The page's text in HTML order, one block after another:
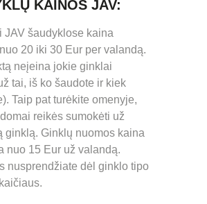
KAINOS JAV:
JAV šaudyklose kaina
20 iki 30 Eur per valandą.
neįeina jokie ginklai
tai, iš ko šaudote ir kiek
Taip pat turėkite omenyje,
reikės sumokėti už
ginklą. Ginklų nuomos kaina
nuo 15 Eur už valandą.
nusprendžiate dėl ginklo tipo